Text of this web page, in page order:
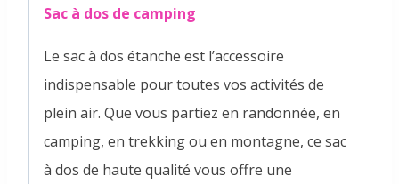
Sac à dos de camping
Le sac à dos étanche est l’accessoire
indispensable pour toutes vos activités de
plein air. Que vous partiez en randonnée, en
camping, en trekking ou en montagne, ce sac
à dos de haute qualité vous offre une